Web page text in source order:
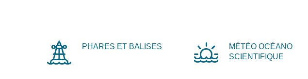
PHARES ET BALISES
MÉTÉO OCÉANO
SCIENTIFIQUE